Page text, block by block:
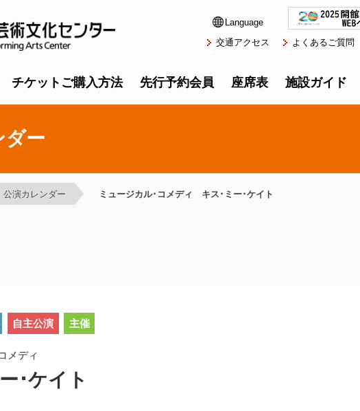
Language
交通アクセス
よくあるご質問
チケットご購入方法 先行予約会員 座席表 施設ガイド
ダー
公演カレンダー ミュージカル･コメディ キス･ミー･ケイト
自主公演 主催
メディ
･ケイト